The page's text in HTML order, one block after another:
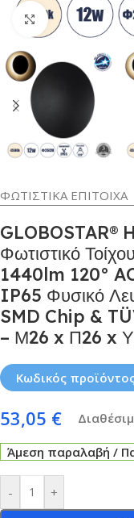
Κλικ για
ΦΩΤΙΣΤΙΚΑ ΕΠΙΤΟΙΧΑ
GLOBOSTAR®
Φωτιστικό
1440lm 120°
IP65 Φυσικό
SMD Chip &
– Μ26 x Π26 x
Κωδικός
53,05 €
Άμεση παραλαβή /
- +